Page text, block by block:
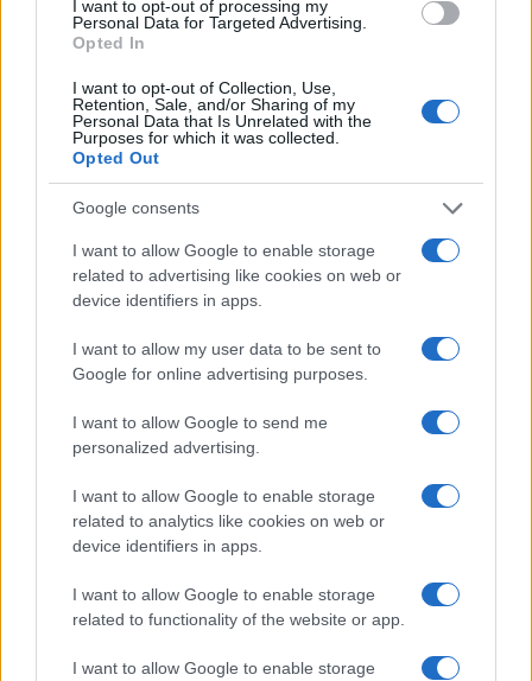
I want to opt-out of processing my
Personal Data for Targeted Advertising.
Opted In
I want to opt-out of Collection, Use,
Retention, Sale, and/or Sharing of my
Personal Data that Is Unrelated with the
Purposes for which it was collected.
Opted Out
Google consents
I want to allow Google to enable storage
related to advertising like cookies on web or
device identifiers in apps.
I want to allow my user data to be sent to
Google for online advertising purposes.
I want to allow Google to send me
personalized advertising.
I want to allow Google to enable storage
related to analytics like cookies on web or
device identifiers in apps.
I want to allow Google to enable storage
related to functionality of the website or app.
I want to allow Google to enable storage
Eurovision 2026: Ο Akylas πέρασε το δεύτερο «κρας τεστ»
στη σκηνή – Έτσι στήνεται το σύμπαν του «Ferto»